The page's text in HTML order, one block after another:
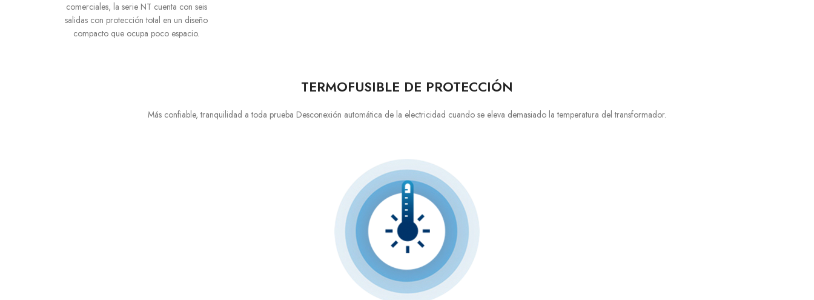
comerciales, la serie NT cuenta con seis
salidas con protección total en un diseño
compacto que ocupa poco espacio.
TERMOFUSIBLE DE PROTECCIÓN
Más confiable, tranquilidad a toda prueba Desconexión automática de la electricidad cuando se eleva demasiado la temperatura del transformador.